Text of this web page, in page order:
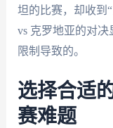
坦的比赛，却收到
vs 克罗地亚的对决
限制导致的。
选择合适
赛难题